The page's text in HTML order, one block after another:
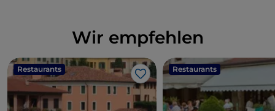
Wir empfehlen
Restaurants
Like
Restaurants